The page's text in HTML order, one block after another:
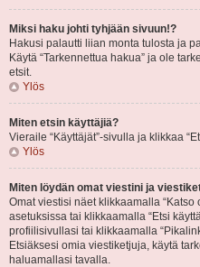
Miksi haku johti tyhjään sivuun!?
Hakusi palautti liian monta tulosta ja
Käytä “Tarkennettua hakua” ja ole
etsit.
Ylös
Miten etsin käyttäjiä?
Vieraile “Käyttäjät”-sivulla ja klikkaa
Ylös
Miten löydän omat viestini ja
Omat viestisi näet klikkaamalla
asetuksissa tai klikkaamalla “Etsi
profiilisivullasi tai klikkaamalla
Etsiäksesi omia viestiketjuja, käytä
haluamallasi tavalla.